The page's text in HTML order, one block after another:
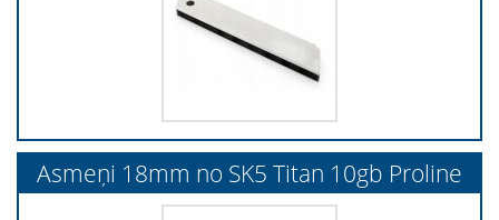
Asmeņi 18mm no SK5 Titan 10gb Proline